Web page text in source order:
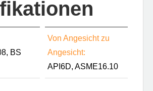
BS
Von Angesicht zu
Angesicht:
API6D, ASME16.10